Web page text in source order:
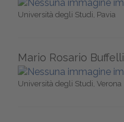
Università degli Studi, Pavia
Mario Rosario Buffelli
Università degli Studi, Verona